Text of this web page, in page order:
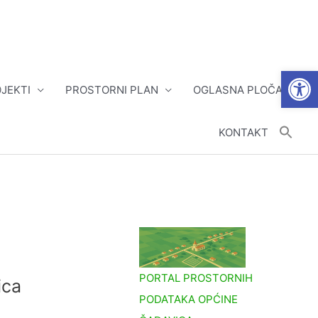
PROSTORNI PLAN OGLASNA PLOČA
KONTAKT
PORTAL PROSTORNIH
PODATAKA OPĆINE